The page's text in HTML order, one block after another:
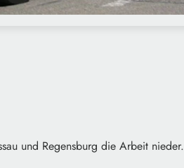
und Regensburg die Arbeit nieder.